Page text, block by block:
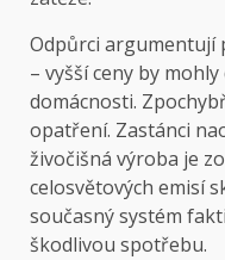
Odpůrci argumentují
– vyšší ceny by
domácnosti.
opatření. Zastánci
živočišná výroba je
celosvětových emisí
současný systém
škodlivou spotřebu.